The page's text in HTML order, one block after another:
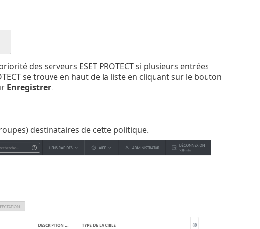
des serveurs ESET PROTECT si plusieurs entrées
se trouve en haut de la liste en cliquant sur le bouton
Enregistrer.
destinataires de cette politique.